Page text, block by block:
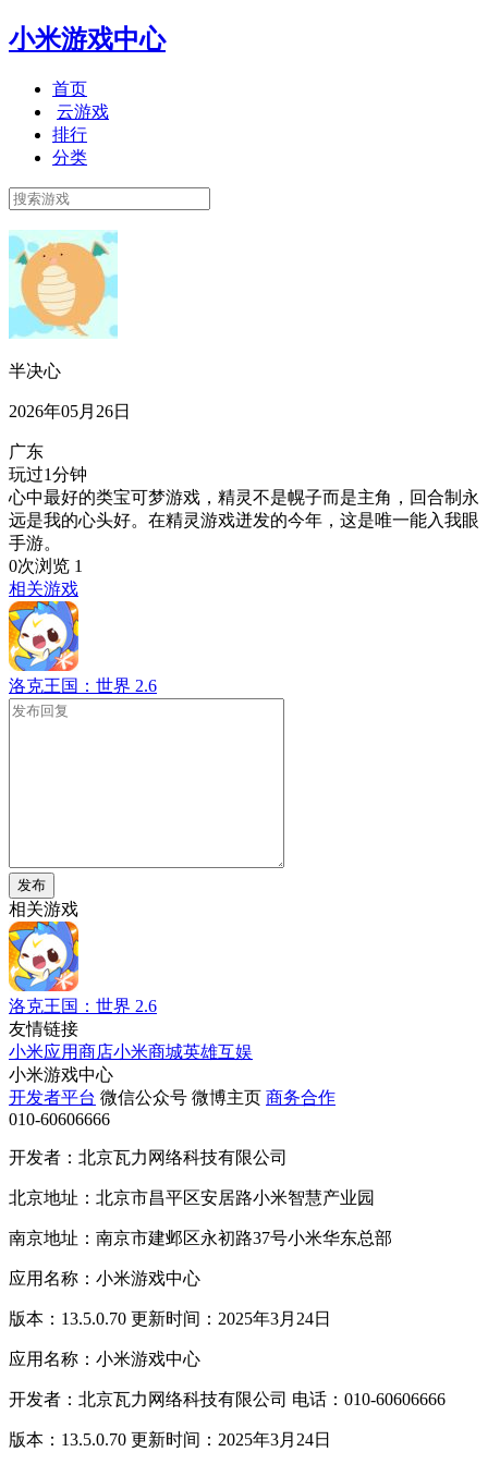
小米游戏中心
首页
云游戏
排行
分类
半决心
2026年05月26日
广东
玩过1分钟
心中最好的类宝可梦游戏，精灵不是幌子而是主角，回合制永
远是我的心头好。在精灵游戏迸发的今年，这是唯一能入我眼
手游。
0次浏览 1
相关游戏
洛克王国：世界 2.6
发布
相关游戏
洛克王国：世界 2.6
友情链接
小米应用商店小米商城英雄互娱
小米游戏中心
开发者平台 微信公众号 微博主页 商务合作
010-60606666
开发者：北京瓦力网络科技有限公司
北京地址：北京市昌平区安居路小米智慧产业园
南京地址：南京市建邺区永初路37号小米华东总部
应用名称：小米游戏中心
版本：13.5.0.70 更新时间：2025年3月24日
应用名称：小米游戏中心
开发者：北京瓦力网络科技有限公司 电话：010-60606666
版本：13.5.0.70 更新时间：2025年3月24日